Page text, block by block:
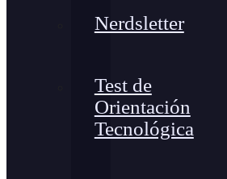
Nerdsletter
Test de
Orientación
Tecnológica